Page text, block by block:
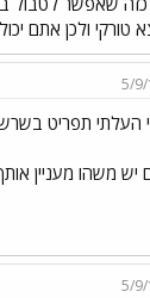
טורקי ולכן אתם
5/
העלתי תפריט
יש משהו מעניין
5/